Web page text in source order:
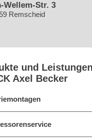
Wellem-Str. 3
Remscheid
und
Axel Becker